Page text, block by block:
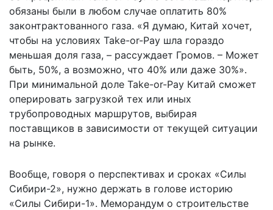
обязаны были в любом случае оплатить 80%
законтрактованного газа. «Я думаю, Китай хочет,
чтобы на условиях Take-or-Pay шла гораздо
меньшая доля газа, – рассуждает Громов. – Может
быть, 50%, а возможно, что 40% или даже 30%».
При минимальной доле Take-or-Pay Китай сможет
оперировать загрузкой тех или иных
трубопроводных маршрутов, выбирая
поставщиков в зависимости от текущей ситуации
на рынке.
Вообще, говоря о перспективах и сроках «Силы
Сибири-2», нужно держать в голове историю
«Силы Сибири-1». Меморандум о строительстве